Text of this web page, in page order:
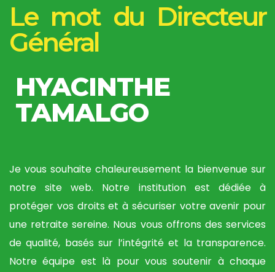
Le mot du Directeur
Général
HYACINTHE
TAMALGO
Je vous souhaite chaleureusement la bienvenue sur
notre site web. Notre institution est dédiée à
protéger vos droits et à sécuriser votre avenir pour
une retraite sereine. Nous vous offrons des services
de qualité, basés sur l’intégrité et la transparence.
Notre équipe est là pour vous soutenir à chaque